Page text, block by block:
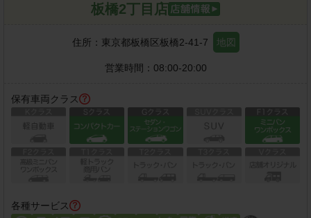
板橋2丁目店
住所： 東京都板橋区板橋2-41-7 地図
営業時間： 08:00-20:00
保有車両クラス
各種サービス